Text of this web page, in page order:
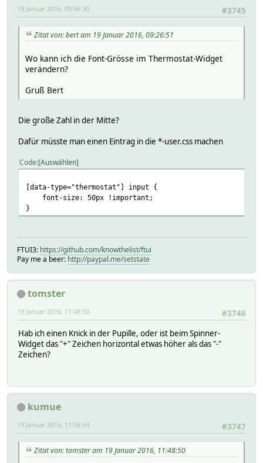
#3745
19 Januar 2016, 09:46:30
Zitat von: bert am 19 Januar 2016, 09:26:51
Wo kann ich die Font-Grösse im Thermostat-Widget
verändern?
Gruß Bert
Die große Zahl in der Mitte?
Dafür müsste man einen Eintrag in die *-user.css machen
Code Auswählen
[data-type="thermostat"] input {
font-size: 50px !important;
}
FTUI3: https://github.com/knowthelist/ftui
Pay me a beer: http://paypal.me/setstate
tomster
#3746
19 Januar 2016, 11:48:50
Hab ich einen Knick in der Pupille, oder ist beim Spinner-
Widget das "+" Zeichen horizontal etwas höher als das "-"
Zeichen?
kumue
#3747
19 Januar 2016, 11:58:54
Zitat von: tomster am 19 Januar 2016, 11:48:50